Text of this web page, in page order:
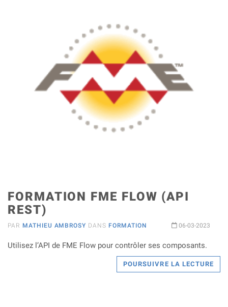
FORMATION FME FLOW (API
REST)
PAR MATHIEU AMBROSY DANS FORMATION 06-03-2023
Utilisez l’API de FME Flow pour contrôler ses composants.
POURSUIVRE LA LECTURE